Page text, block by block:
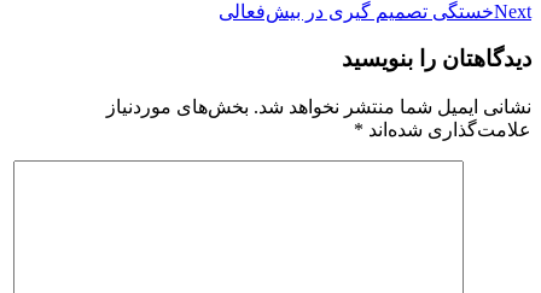
نوشته
Nextخستگی تصمیم گیری در بیش‌فعالی
دیدگاهتان را بنویسید
نشانی ایمیل شما منتشر نخواهد شد. بخش‌های موردنیاز
علامت‌گذاری شده‌اند *